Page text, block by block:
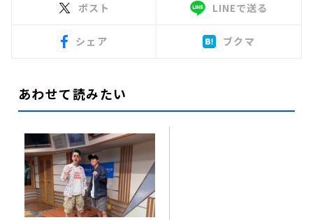
ポスト LINEで送る
シェア ブクマ
あわせて読みたい